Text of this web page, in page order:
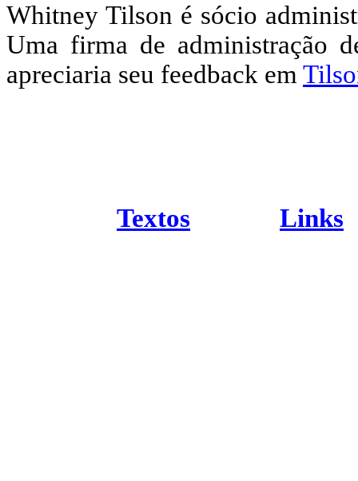
Whitney Tilson é sócio
Uma firma de administração
apreciaria seu feedback em
Textos Links